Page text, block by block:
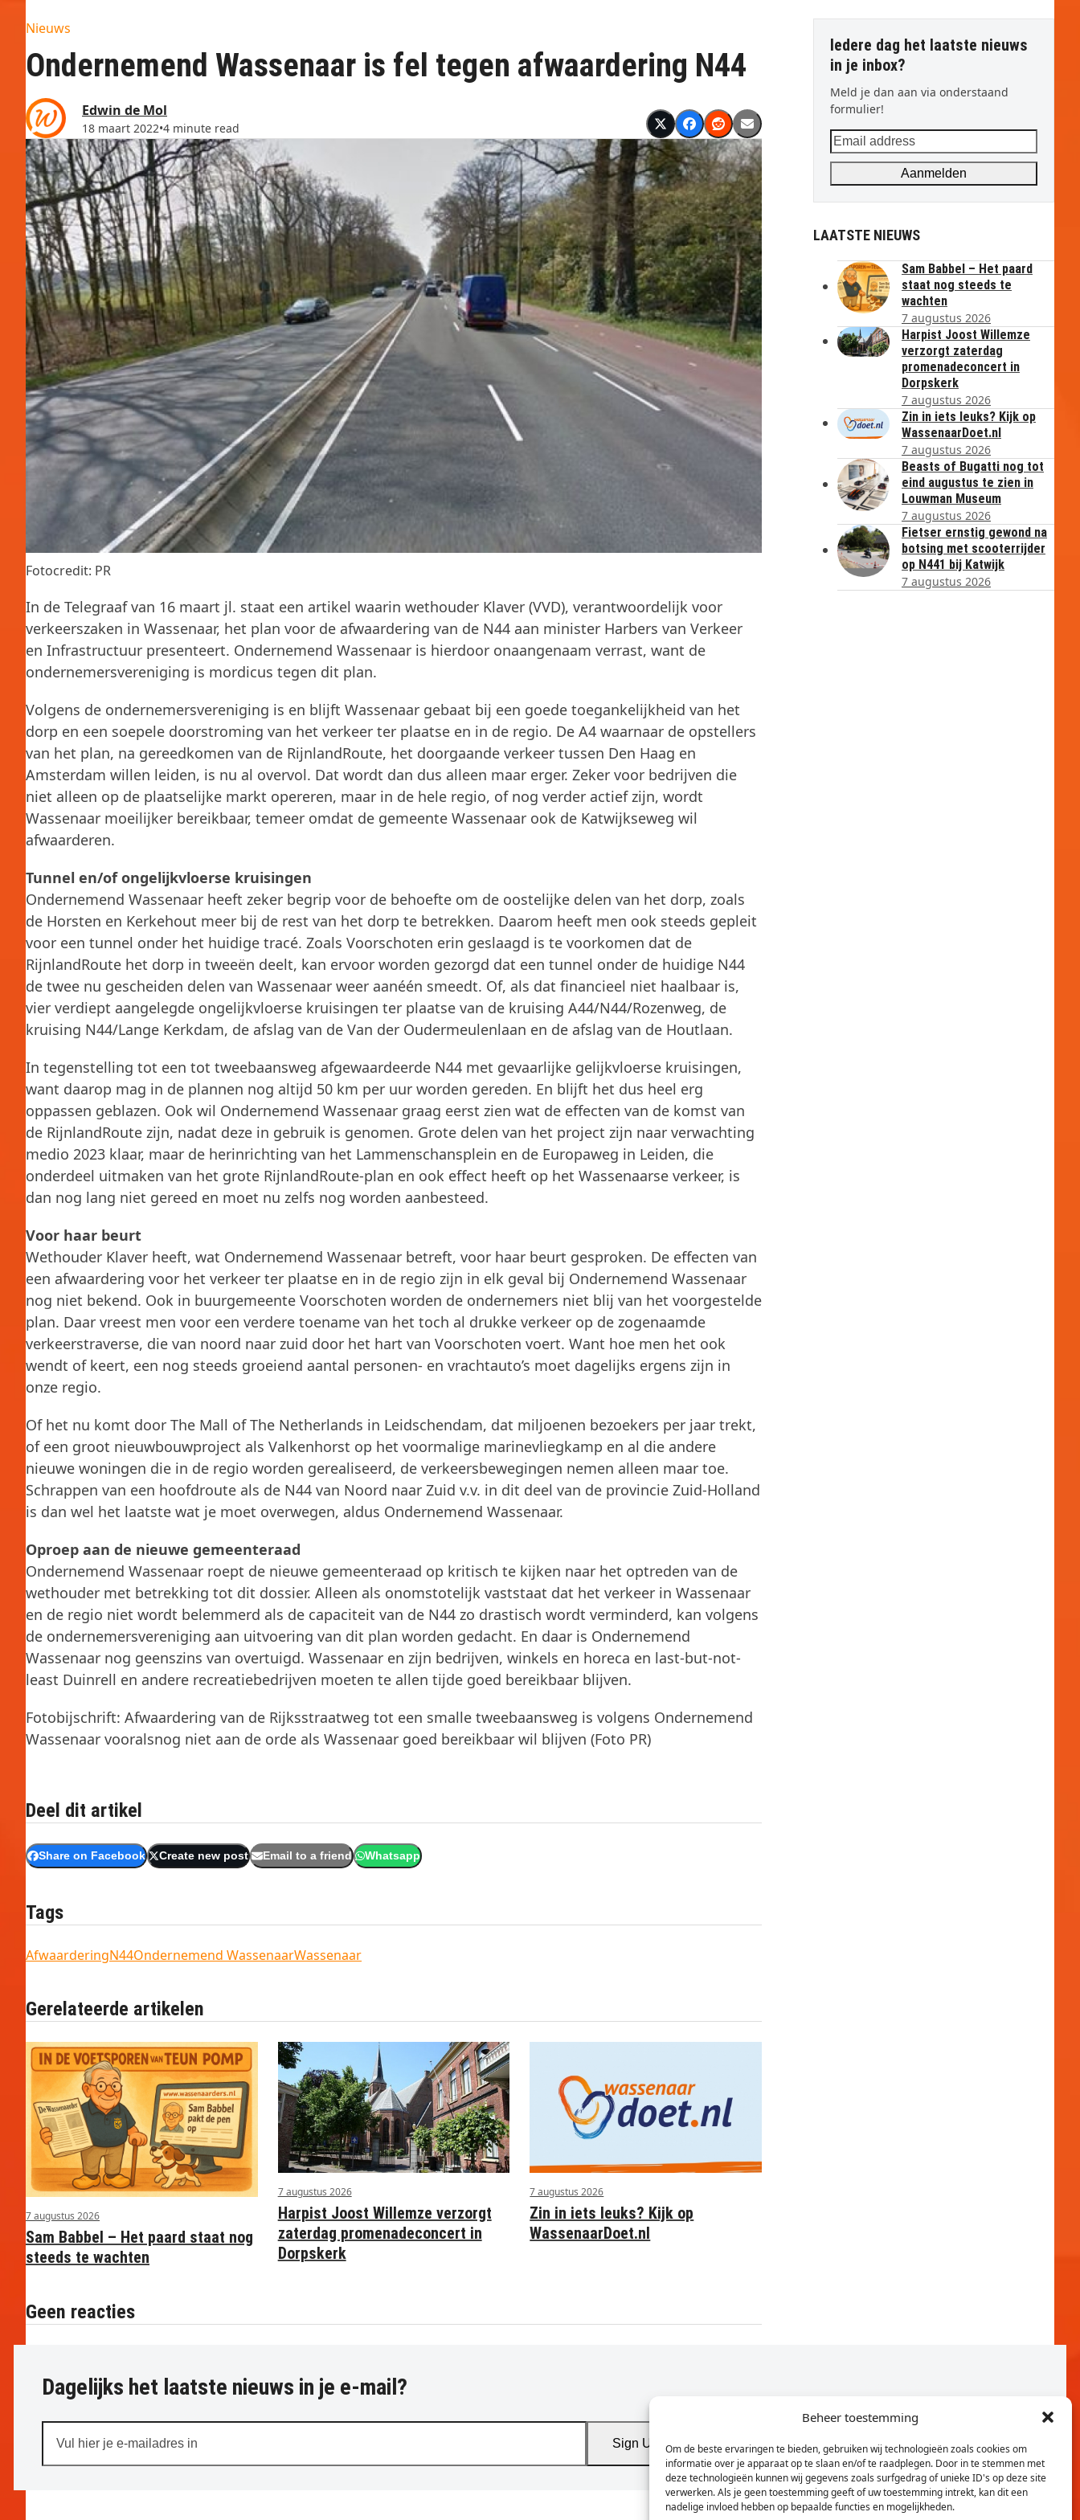
Beheer toestemming
Om de beste ervaringen te bieden, gebruiken wij technologieën zoals cookies om
informatie over je apparaat op te slaan en/of te raadplegen. Door in te stemmen met
deze technologieën kunnen wij gegevens zoals surfgedrag of unieke ID's op deze site
verwerken. Als je geen toestemming geeft of uw toestemming intrekt, kan dit een
nadelige invloed hebben op bepaalde functies en mogelijkheden.
Nieuws
Ondernemend Wassenaar is fel tegen afwaardering N44
Edwin de Mol
18 maart 2022•4 minute read
Fotocredit: PR
In de Telegraaf van 16 maart jl. staat een artikel waarin wethouder Klaver (VVD), verantwoordelijk voor
verkeerszaken in Wassenaar, het plan voor de afwaardering van de N44 aan minister Harbers van Verkeer
en Infrastructuur presenteert. Ondernemend Wassenaar is hierdoor onaangenaam verrast, want de
ondernemersvereniging is mordicus tegen dit plan.
Volgens de ondernemersvereniging is en blijft Wassenaar gebaat bij een goede toegankelijkheid van het
dorp en een soepele doorstroming van het verkeer ter plaatse en in de regio. De A4 waarnaar de opstellers
van het plan, na gereedkomen van de RijnlandRoute, het doorgaande verkeer tussen Den Haag en
Amsterdam willen leiden, is nu al overvol. Dat wordt dan dus alleen maar erger. Zeker voor bedrijven die
niet alleen op de plaatselijke markt opereren, maar in de hele regio, of nog verder actief zijn, wordt
Wassenaar moeilijker bereikbaar, temeer omdat de gemeente Wassenaar ook de Katwijkseweg wil
afwaarderen.
Tunnel en/of ongelijkvloerse kruisingen
Ondernemend Wassenaar heeft zeker begrip voor de behoefte om de oostelijke delen van het dorp, zoals
de Horsten en Kerkehout meer bij de rest van het dorp te betrekken. Daarom heeft men ook steeds gepleit
voor een tunnel onder het huidige tracé. Zoals Voorschoten erin geslaagd is te voorkomen dat de
RijnlandRoute het dorp in tweeën deelt, kan ervoor worden gezorgd dat een tunnel onder de huidige N44
de twee nu gescheiden delen van Wassenaar weer aanéén smeedt. Of, als dat financieel niet haalbaar is,
vier verdiept aangelegde ongelijkvloerse kruisingen ter plaatse van de kruising A44/N44/Rozenweg, de
kruising N44/Lange Kerkdam, de afslag van de Van der Oudermeulenlaan en de afslag van de Houtlaan.
In tegenstelling tot een tot tweebaansweg afgewaardeerde N44 met gevaarlijke gelijkvloerse kruisingen,
want daarop mag in de plannen nog altijd 50 km per uur worden gereden. En blijft het dus heel erg
oppassen geblazen. Ook wil Ondernemend Wassenaar graag eerst zien wat de effecten van de komst van
de RijnlandRoute zijn, nadat deze in gebruik is genomen. Grote delen van het project zijn naar verwachting
medio 2023 klaar, maar de herinrichting van het Lammenschansplein en de Europaweg in Leiden, die
onderdeel uitmaken van het grote RijnlandRoute-plan en ook effect heeft op het Wassenaarse verkeer, is
dan nog lang niet gereed en moet nu zelfs nog worden aanbesteed.
Voor haar beurt
Wethouder Klaver heeft, wat Ondernemend Wassenaar betreft, voor haar beurt gesproken. De effecten van
een afwaardering voor het verkeer ter plaatse en in de regio zijn in elk geval bij Ondernemend Wassenaar
nog niet bekend. Ook in buurgemeente Voorschoten worden de ondernemers niet blij van het voorgestelde
plan. Daar vreest men voor een verdere toename van het toch al drukke verkeer op de zogenaamde
verkeerstraverse, die van noord naar zuid door het hart van Voorschoten voert. Want hoe men het ook
wendt of keert, een nog steeds groeiend aantal personen- en vrachtauto’s moet dagelijks ergens zijn in
onze regio.
Of het nu komt door The Mall of The Netherlands in Leidschendam, dat miljoenen bezoekers per jaar trekt,
of een groot nieuwbouwproject als Valkenhorst op het voormalige marinevliegkamp en al die andere
nieuwe woningen die in de regio worden gerealiseerd, de verkeersbewegingen nemen alleen maar toe.
Schrappen van een hoofdroute als de N44 van Noord naar Zuid v.v. in dit deel van de provincie Zuid-Holland
is dan wel het laatste wat je moet overwegen, aldus Ondernemend Wassenaar.
Oproep aan de nieuwe gemeenteraad
Ondernemend Wassenaar roept de nieuwe gemeenteraad op kritisch te kijken naar het optreden van de
wethouder met betrekking tot dit dossier. Alleen als onomstotelijk vaststaat dat het verkeer in Wassenaar
en de regio niet wordt belemmerd als de capaciteit van de N44 zo drastisch wordt verminderd, kan volgens
de ondernemersvereniging aan uitvoering van dit plan worden gedacht. En daar is Ondernemend
Wassenaar nog geenszins van overtuigd. Wassenaar en zijn bedrijven, winkels en horeca en last-but-not-
least Duinrell en andere recreatiebedrijven moeten te allen tijde goed bereikbaar blijven.
Fotobijschrift: Afwaardering van de Rijksstraatweg tot een smalle tweebaansweg is volgens Ondernemend
Wassenaar vooralsnog niet aan de orde als Wassenaar goed bereikbaar wil blijven (Foto PR)
Deel dit artikel
Share on Facebook Create new post Email to a friend Whatsapp
Tags
AfwaarderingN44Ondernemend WassenaarWassenaar
Gerelateerde artikelen
7 augustus 2026
Sam Babbel – Het paard staat nog
steeds te wachten
7 augustus 2026
Harpist Joost Willemze verzorgt
zaterdag promenadeconcert in
Dorpskerk
7 augustus 2026
Zin in iets leuks? Kijk op
WassenaarDoet.nl
Geen reacties
Iedere dag het laatste nieuws
in je inbox?
Meld je dan aan via onderstaand
formulier!
Email
address
Aanmelden
LAATSTE NIEUWS
Sam Babbel – Het paard
staat nog steeds te
wachten
7 augustus 2026
Harpist Joost Willemze
verzorgt zaterdag
promenadeconcert in
Dorpskerk
7 augustus 2026
Zin in iets leuks? Kijk op
WassenaarDoet.nl
7 augustus 2026
Beasts of Bugatti nog tot
eind augustus te zien in
Louwman Museum
7 augustus 2026
Fietser ernstig gewond na
botsing met scooterrijder
op N441 bij Katwijk
7 augustus 2026
Dagelijks het laatste nieuws in je e-mail?
hier
je
Sign Up